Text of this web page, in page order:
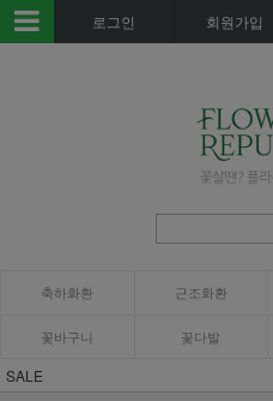
로그인 회원가입
축하화환 근조화환
꽃바구니 꽃다발
SALE